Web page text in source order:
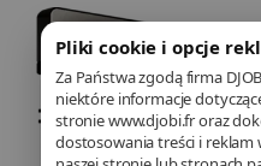
Pliki cookie i opcje
Za Państwa zgodą firma
niektóre informacje
stronie www.djobi.fr oraz
dostosowania treści i